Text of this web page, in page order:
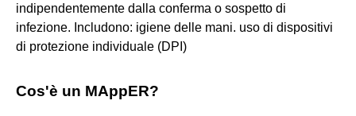
indipendentemente dalla conferma o sospetto di
infezione. Includono: igiene delle mani. uso di dispositivi
di protezione individuale (DPI)
Cos'è un MAppER?